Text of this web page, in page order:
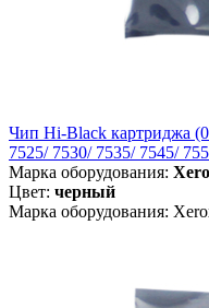
Чип Hi-Black картриджа
7525/ 7530/ 7535/ 7545/
Марка оборудования:
Цвет: черный
Марка оборудования: